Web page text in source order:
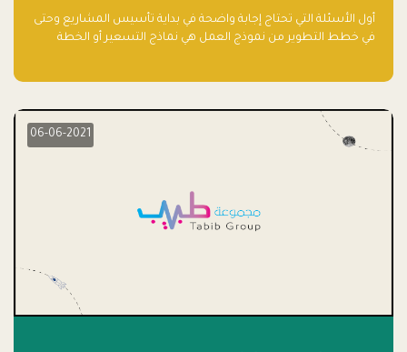
أول الأسئلة التي تحتاج إجابة واضحة في بداية تأسيس المشاريع وحتى
في خطط التطوير من نموذج العمل هي نماذج التسعير أو الخطة
06-06-2021